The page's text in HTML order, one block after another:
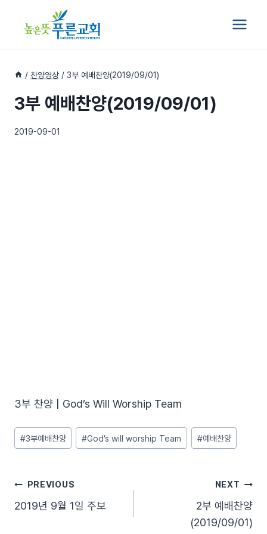
/ 찬양영상 / 3부 예배찬양(2019/09/01)
3부 예배찬양(2019/09/01)
2019-09-01
3부 찬양 | God’s Will Worship Team
Post
Tags:
#3부예배찬양 #God’s will worship Team #예배찬양
글PREVIOUS
2019년 9월 1일 주보
NEXT
2부 예배찬양
(2019/09/01)